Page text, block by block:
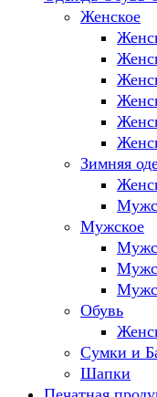
Женское
Зимняя
Мужское
Обувь
Сумки и
Шапки